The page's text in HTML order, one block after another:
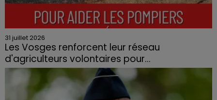
31 juillet 2026
Les Vosges renforcent leur réseau
d'agriculteurs volontaires pour...
Face à la sécheresse et aux risques de départs de feu,
la Chambre d'agriculture des Vosges a lancé un appel
aux agriculteurs volontaires pour venir en aide...